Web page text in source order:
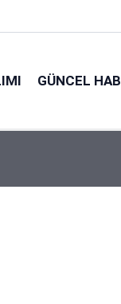
GÜNCEL